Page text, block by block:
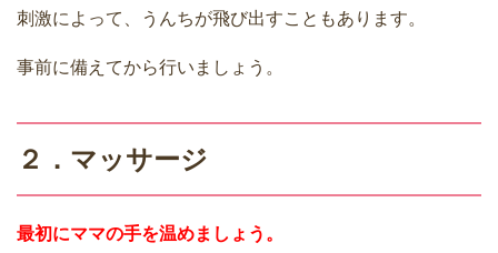
刺激によって、うんちが飛び出すこともあります。
事前に備えてから行いましょう。
２．マッサージ
最初にママの手を温めましょう。